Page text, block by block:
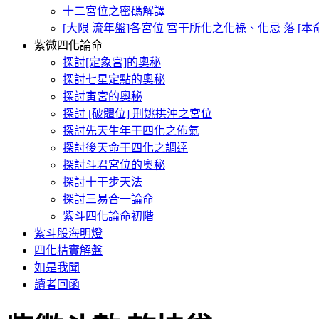
十二宮位之密碼解譯
[大限 流年盤]各宮位 宮干所化之化祿、化忌 落 [本
紫微四化論命
探討[定象宮]的奧秘
探討七星定點的奧秘
探討寅宮的奧秘
探討 [破體位] 刑姚拱沖之宮位
探討先天生年干四化之佈氣
探討後天命干四化之調達
探討斗君宮位的奧秘
探討十干步天法
探討三易合一論命
紫斗四化論命初階
紫斗股海明燈
四化精實解盤
如是我聞
讀者回函